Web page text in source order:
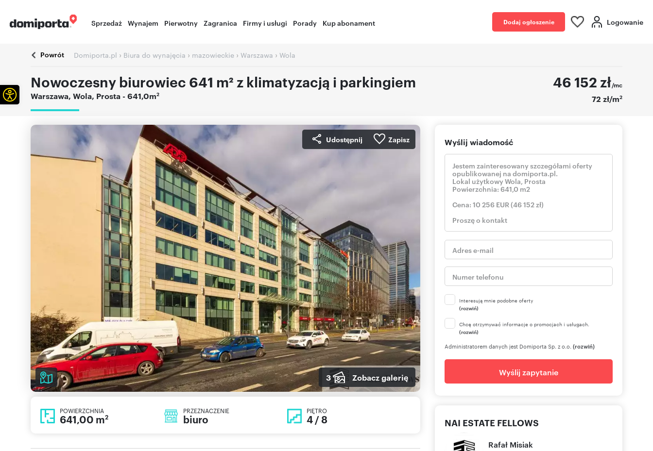
Sprzedaż Wynajem Pierwotny Zagranica Firmy i usługi Porady Kup abonament Dodaj ogłoszenie Logowanie
Powrót Domiporta.pl › Biura do wynajęcia › mazowieckie › Warszawa › Wola
Nowoczesny biurowiec 641 m² z klimatyzacją i parkingiem
Warszawa, Wola, Prosta - 641,0m2
46 152 zł/mc
72 zł/m2
Udostępnij Zapisz
3 Zobacz galerię
POWIERZCHNIA
641,00 m2
PRZEZNACZENIE
biuro
PIĘTRO
4 / 8
Wyślij wiadomość
Interesują mnie podobne oferty
(rozwiń)
Chcę otrzymywać informacje o promocjach i usługach.
(rozwiń)
Administratorem danych jest Domiporta Sp. z o.o. (rozwiń)
Wyślij zapytanie
NAI ESTATE FELLOWS
Rafał Misiak
Otwórz pasek narzędzi